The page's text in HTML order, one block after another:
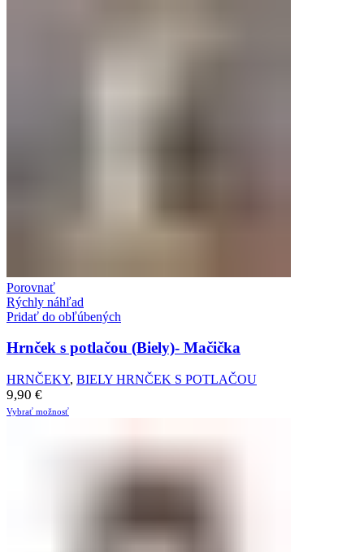
Porovnať
Rýchly náhľad
Pridať do obľúbených
Hrnček s potlačou (Biely)- Mačička
HRNČEKY, BIELY HRNČEK S POTLAČOU
9,90 €
Vybrať možnosť